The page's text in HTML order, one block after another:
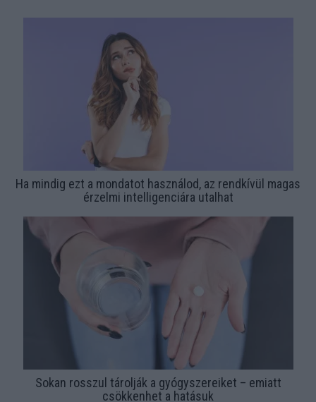
Ha mindig ezt a mondatot használod, az rendkívül magas
érzelmi intelligenciára utalhat
Sokan rosszul tárolják a gyógyszereiket – emiatt
csökkenhet a hatásuk